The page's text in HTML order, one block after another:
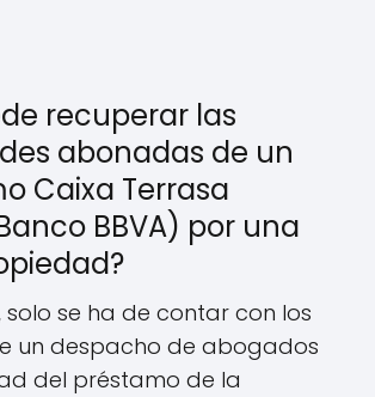
recuperar las
abonadas de un
Caixa Terrasa
BBVA) por una
solo se ha de contar con los
un despacho de abogados
del préstamo de la